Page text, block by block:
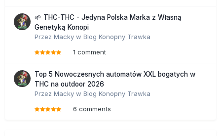
🌱 THC-THC - Jedyna Polska Marka z Własną
Genetyką Konopi
Przez Macky w Blog Konopny Trawka
1 comment
Top 5 Nowoczesnych automatów XXL bogatych w
THC na outdoor 2026
Przez Macky w Blog Konopny Trawka
6 comments